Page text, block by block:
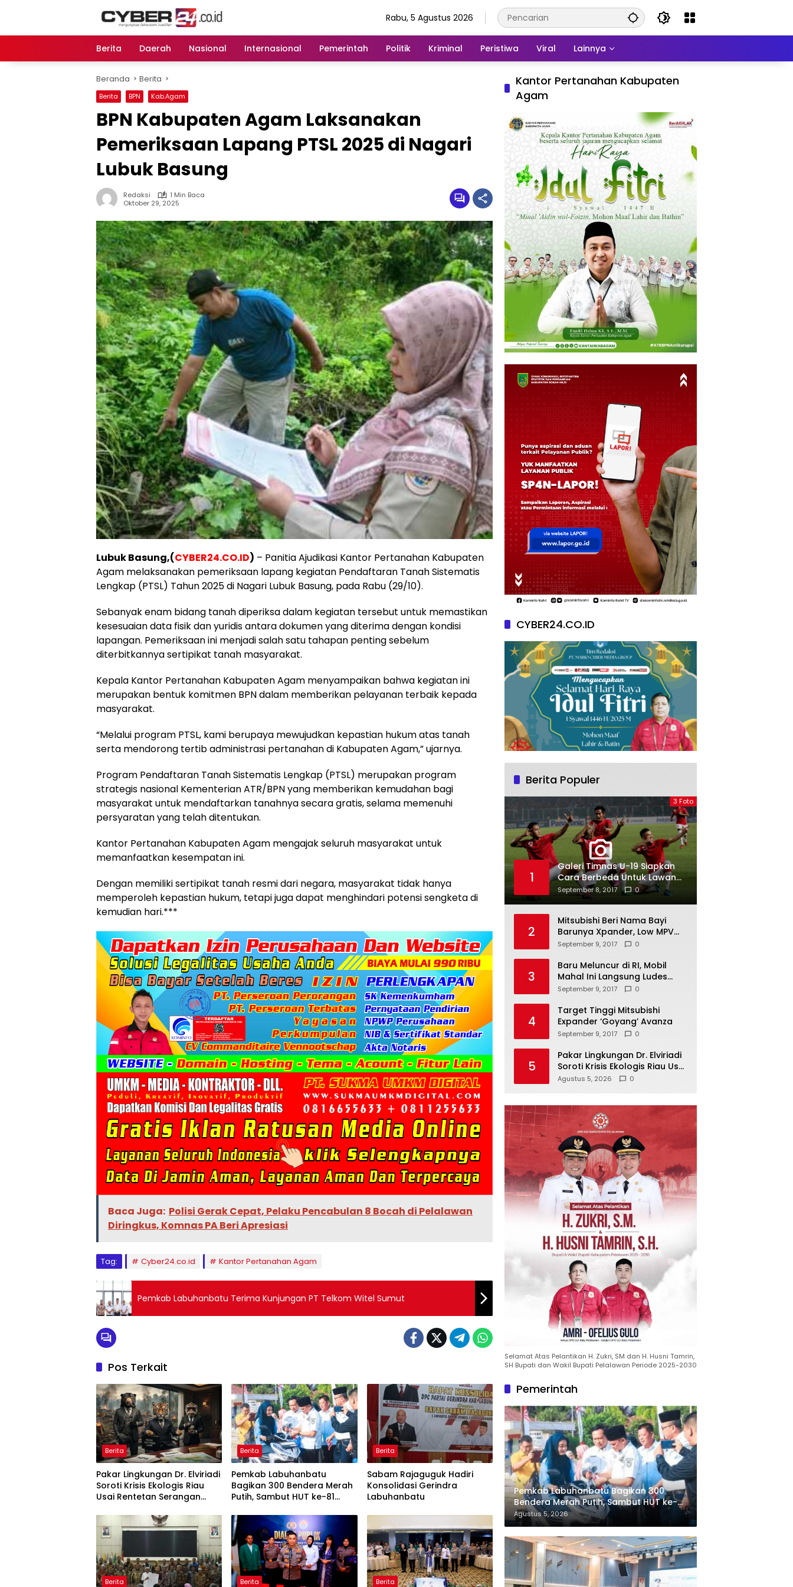
Rabu, 5 Agustus 2026
Berita Daerah Nasional Internasional Pemerintah Politik Kriminal Peristiwa Viral Lainnya
Beranda Berita
Berita BPN Kab.Agam
BPN Kabupaten Agam Laksanakan
Pemeriksaan Lapang PTSL 2025 di Nagari
Lubuk Basung
Redaksi
1 Min Baca
Oktober 29, 2025
Lubuk Basung,(CYBER24.CO.ID) – Panitia Ajudikasi Kantor Pertanahan Kabupaten
Agam melaksanakan pemeriksaan lapang kegiatan Pendaftaran Tanah Sistematis
Lengkap (PTSL) Tahun 2025 di Nagari Lubuk Basung, pada Rabu (29/10).
Sebanyak enam bidang tanah diperiksa dalam kegiatan tersebut untuk memastikan
kesesuaian data fisik dan yuridis antara dokumen yang diterima dengan kondisi
lapangan. Pemeriksaan ini menjadi salah satu tahapan penting sebelum
diterbitkannya sertipikat tanah masyarakat.
Kepala Kantor Pertanahan Kabupaten Agam menyampaikan bahwa kegiatan ini
merupakan bentuk komitmen BPN dalam memberikan pelayanan terbaik kepada
masyarakat.
“Melalui program PTSL, kami berupaya mewujudkan kepastian hukum atas tanah
serta mendorong tertib administrasi pertanahan di Kabupaten Agam,” ujarnya.
Program Pendaftaran Tanah Sistematis Lengkap (PTSL) merupakan program
strategis nasional Kementerian ATR/BPN yang memberikan kemudahan bagi
masyarakat untuk mendaftarkan tanahnya secara gratis, selama memenuhi
persyaratan yang telah ditentukan.
Kantor Pertanahan Kabupaten Agam mengajak seluruh masyarakat untuk
memanfaatkan kesempatan ini.
Dengan memiliki sertipikat tanah resmi dari negara, masyarakat tidak hanya
memperoleh kepastian hukum, tetapi juga dapat menghindari potensi sengketa di
kemudian hari.***
Baca Juga: Polisi Gerak Cepat, Pelaku Pencabulan 8 Bocah di Pelalawan
Diringkus, Komnas PA Beri Apresiasi
Tag: Cyber24.co.id Kantor Pertanahan Agam
Pemkab Labuhanbatu Terima Kunjungan PT Telkom Witel Sumut
Pos Terkait
Berita
Pakar Lingkungan Dr. Elviriadi
Soroti Krisis Ekologis Riau
Usai Rentetan Serangan
Beruang Terhadap Warga
Berita
Pemkab Labuhanbatu
Bagikan 300 Bendera Merah
Putih, Sambut HUT ke-81
Berita
Sabam Rajaguguk Hadiri
Konsolidasi Gerindra
Labuhanbatu
Berita Berita Berita
Kantor Pertanahan Kabupaten
Agam
CYBER24.CO.ID
Berita Populer
3 Foto
1
Galeri Timnas U-19 Siapkan
Cara Berbeda Untuk Lawan
Vietnam
September 8, 2017 0
2
Mitsubishi Beri Nama Bayi
Barunya Xpander, Low MPV
Pesaing Avanza cs
September 9, 2017 0
3
Baru Meluncur di RI, Mobil
Mahal Ini Langsung Ludes
Terjual
September 9, 2017 0
4
Target Tinggi Mitsubishi
Expander ‘Goyang’ Avanza
September 9, 2017 0
5
Pakar Lingkungan Dr. Elviriadi
Soroti Krisis Ekologis Riau Usai
Rentetan Serangan Monyet,
Agustus 5, 2026 0
Selamat Atas Pelantikan H. Zukri, SM dan H. Husni Tamrin,
SH Bupati dan Wakil Bupati Pelalawan Periode 2025-2030
Pemerintah
Pemkab Labuhanbatu Bagikan 300
Bendera Merah Putih, Sambut HUT ke-81
Kemerdekaan RI
Agustus 5, 2026